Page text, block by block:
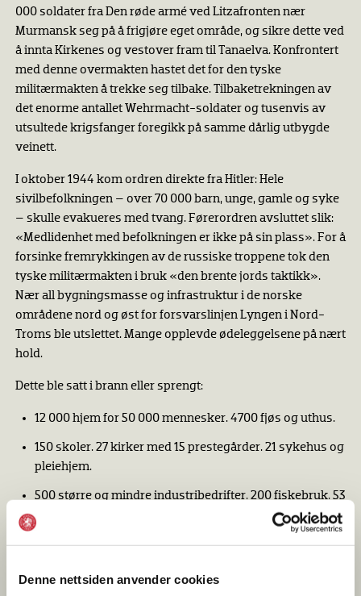
Denne nettsiden anvender cookies
000 soldater fra Den røde armé ved Litzafronten nær
Murmansk seg på å frigjøre eget område, og sikre dette ved
å innta Kirkenes og vestover fram til Tanaelva. Konfrontert
med denne overmakten hastet det for den tyske
militærmakten å trekke seg tilbake. Tilbaketrekningen av
det enorme antallet Wehrmacht-soldater og tusenvis av
utsultede krigsfanger foregikk på samme dårlig utbygde
veinett.
I oktober 1944 kom ordren direkte fra Hitler: Hele
sivilbefolkningen – over 70 000 barn, unge, gamle og syke
– skulle evakueres med tvang. Førerordren avsluttet slik:
«Medlidenhet med befolkningen er ikke på sin plass». For å
forsinke fremrykkingen av de russiske troppene tok den
tyske militærmakten i bruk «den brente jords taktikk».
Nær all bygningsmasse og infrastruktur i de norske
områdene nord og øst for forsvarslinjen Lyngen i Nord-
Troms ble utslettet. Mange opplevde ødeleggelsene på nært
hold.
Dette ble satt i brann eller sprengt:
12 000 hjem for 50 000 mennesker. 4700 fjøs og uthus.
150 skoler. 27 kirker med 15 prestegårder. 21 sykehus og
pleiehjem.
500 større og mindre industribedrifter. 200 fiskebruk. 53
hoteller og gjestgiverier. 350 broer.
180 fyrstasjoner. 22 000 telegrafstolper. 430 000 meter